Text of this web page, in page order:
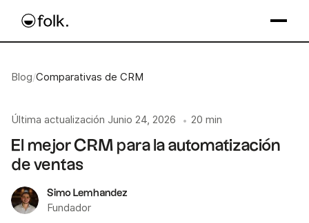
Blog/Comparativas de CRM
Última actualización Junio 24, 2026 • 20 min
El mejor CRM para la automatización
de ventas
Simo Lemhandez
Fundador